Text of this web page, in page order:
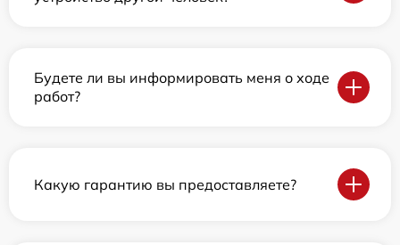
Будете ли вы информировать меня о ходе
работ?
Какую гарантию вы предоставляете?